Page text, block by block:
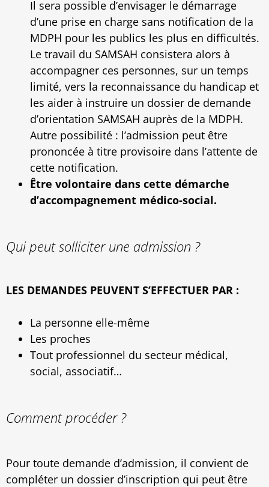
Il sera possible d’envisager le démarrage
d’une prise en charge sans notification de la
MDPH pour les publics les plus en difficultés.
Le travail du SAMSAH consistera alors à
accompagner ces personnes, sur un temps
limité, vers la reconnaissance du handicap et
les aider à instruire un dossier de demande
d’orientation SAMSAH auprès de la MDPH.
Autre possibilité : l’admission peut être
prononcée à titre provisoire dans l’attente de
cette notification.
Être volontaire dans cette démarche
d’accompagnement médico-social.
Qui peut solliciter une admission ?
LES DEMANDES PEUVENT S’EFFECTUER PAR :
La personne elle-même
Les proches
Tout professionnel du secteur médical,
social, associatif…
Comment procéder ?
Pour toute demande d’admission, il convient de
compléter un dossier d’inscription qui peut être